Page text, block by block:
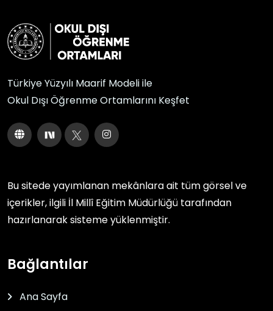
Türkiye Yüzyılı Maarif Modeli ile
Okul Dışı Öğrenme Ortamlarını Keşfet
Bu sitede yayımlanan mekânlara ait tüm görsel ve
içerikler, ilgili İl Millî Eğitim Müdürlüğü tarafından
hazırlanarak sisteme yüklenmiştir.
Bağlantılar
Ana Sayfa